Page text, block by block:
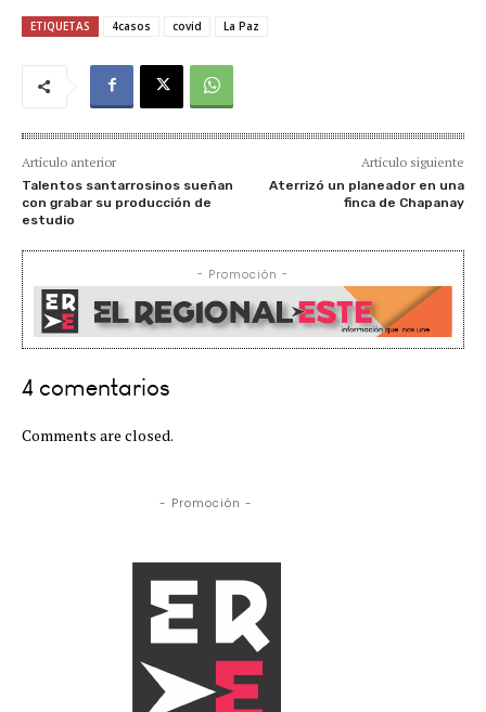
ETIQUETAS 4casos covid La Paz
Artículo anterior
Talentos santarrosinos sueñan
con grabar su producción de
estudio
Artículo siguiente
Aterrizó un planeador en una
finca de Chapanay
- Promoción -
4 comentarios
Comments are closed.
- Promoción -